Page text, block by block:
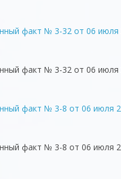
факт № 3-32 от 06 июля
факт № 3-32 от 06 июля
факт № 3-8 от 06 июля
факт № 3-8 от 06 июля